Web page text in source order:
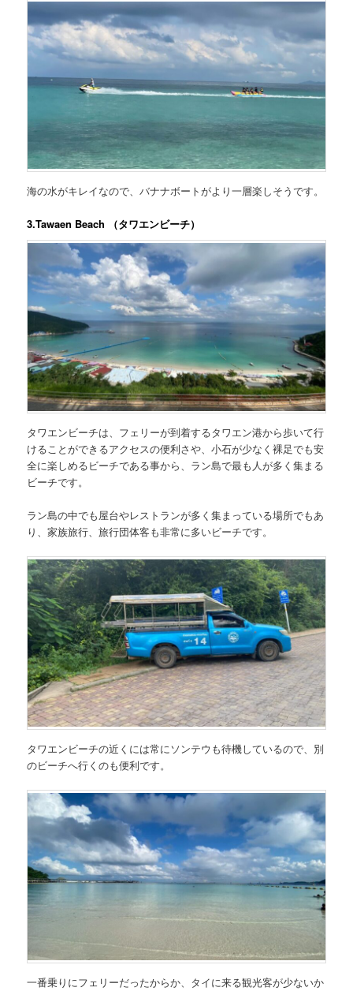
海の水がキレイなので、バナナボートがより一層楽しそうです。
3.Tawaen Beach （タワエンビーチ）
タワエンビーチは、フェリーが到着するタワエン港から歩いて行
けることができるアクセスの便利さや、小石が少なく裸足でも安
全に楽しめるビーチである事から、ラン島で最も人が多く集まる
ビーチです。
ラン島の中でも屋台やレストランが多く集まっている場所でもあ
り、家族旅行、旅行団体客も非常に多いビーチです。
タワエンビーチの近くには常にソンテウも待機しているので、別
のビーチへ行くのも便利です。
一番乗りにフェリーだったからか、タイに来る観光客が少ないか